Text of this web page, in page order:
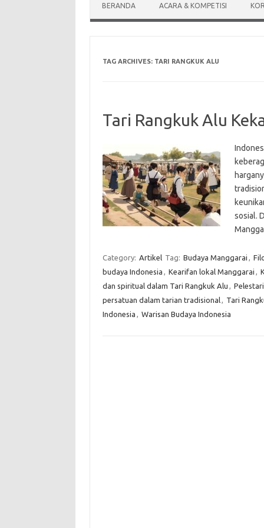
BERANDA ACARA & KOMPETISI
TAG ARCHIVES: TARI RANGKUK ALU
Tari Rangkuk Alu
sosial.
Category: Artikel Tag: Budaya Manggarai ,
budaya Indonesia , Kearifan lokal Manggarai ,
dan spiritual dalam Tari Rangkuk Alu ,
persatuan dalam tarian tradisional, Tari
Indonesia , Warisan Budaya Indonesia